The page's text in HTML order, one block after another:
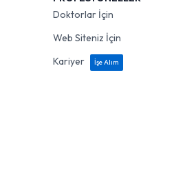
Doktorlar İçin
Web Siteniz İçin
Kariyer
İşe Alım